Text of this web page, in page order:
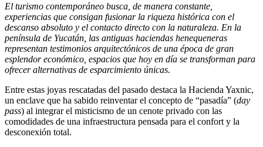
El turismo contemporáneo busca, de manera constante,
experiencias que consigan fusionar la riqueza histórica con el
descanso absoluto y el contacto directo con la naturaleza. En la
península de Yucatán, las antiguas haciendas henequeneras
representan testimonios arquitectónicos de una época de gran
esplendor económico, espacios que hoy en día se transforman para
ofrecer alternativas de esparcimiento únicas.
Entre estas joyas rescatadas del pasado destaca la Hacienda Yaxnic,
un enclave que ha sabido reinventar el concepto de “pasadía” (day
pass) al integrar el misticismo de un cenote privado con las
comodidades de una infraestructura pensada para el confort y la
desconexión total.